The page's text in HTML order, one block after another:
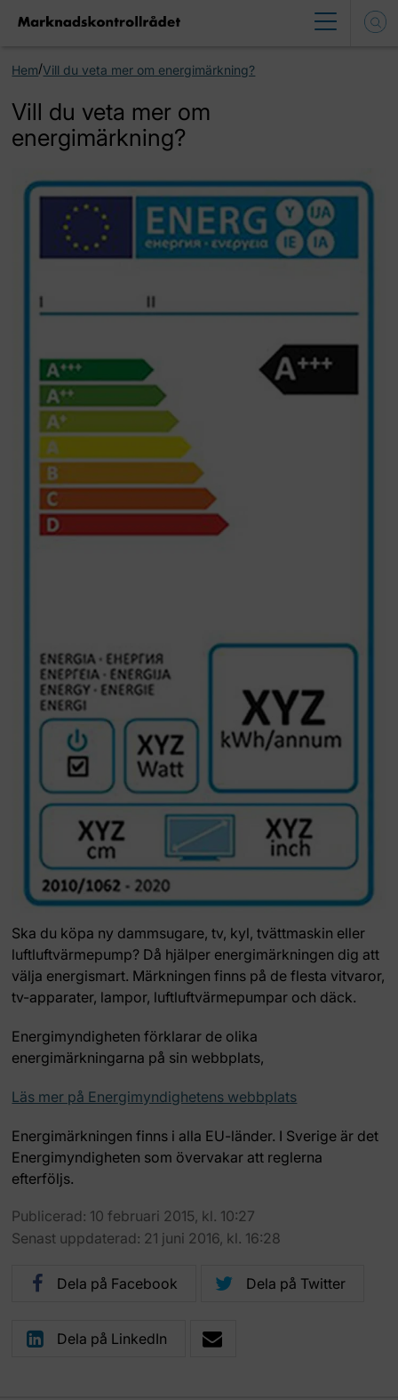
Hem/Vill du veta mer om energimärkning?
Vill du veta mer om
energimärkning?
Ska du köpa ny dammsugare, tv, kyl, tvättmaskin eller
luftluftvärmepump? Då hjälper energimärkningen dig att
välja energismart. Märkningen finns på de flesta vitvaror,
tv-apparater, lampor, luftluftvärmepumpar och däck.
Energimyndigheten förklarar de olika
energimärkningarna på sin webbplats,
Läs mer på Energimyndighetens webbplats
Energimärkningen finns i alla EU-länder. I Sverige är det
Energimyndigheten som övervakar att reglerna
efterföljs.
Publicerad: 10 februari 2015, kl. 10:27
Senast uppdaterad: 21 juni 2016, kl. 16:28
Dela på Facebook Dela på Twitter
Dela på LinkedIn